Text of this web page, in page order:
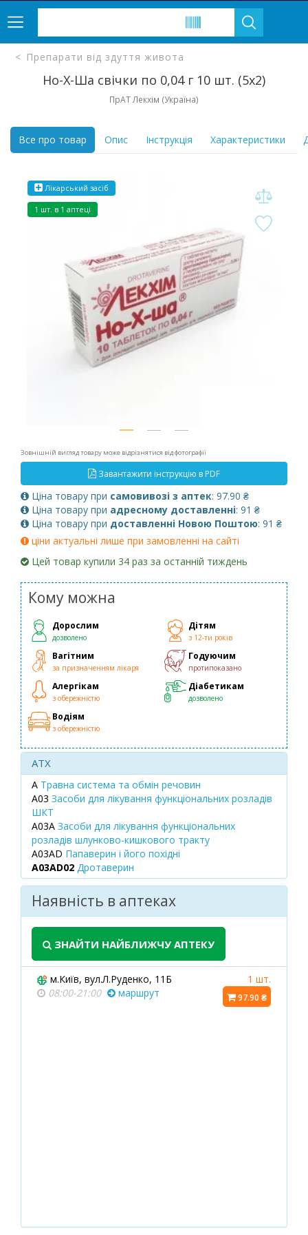
Препарати від здуття живота
Но-Х-Ша свічки по 0,04 г 10 шт. (5х2)
ПрАТ Лекхім (Україна)
Все про товар Опис Інструкція Характеристики
Лікарський засіб
1 шт. в 1 аптеці
Зовнішній вигляд товару може відрізнятися від фотографії
Завантажити інструкцію в PDF
Ціна товару при самовивозі з аптек: 97.90 ₴
Ціна товару при адресному доставленні: 91 ₴
Ціна товару при доставленні Новою Поштою: 91 ₴
ціни актуальні лише при замовленні на сайті
Цей товар купили 34 раз за останній тиждень
Кому можна
Дорослим
дозволено
Дітям
з 12-ти років
Вагітним
за призначенням лікаря
Годуючим
протипоказано
Алергікам
з обережністю
Діабетикам
дозволено
Водіям
з обережністю
ATX
A Травна система та обмін речовин
A03 Засоби для лікування функціональних розладів
ШКТ
A03A Засоби для лікування функціональних
розладів шлунково-кишкового тракту
A03AD Папаверин і його похідні
A03AD02 Дротаверин
Наявність в аптеках
ЗНАЙТИ НАЙБЛИЖЧУ АПТЕКУ
м.Київ, вул.Л.Руденко, 11Б
08:00-21:00
маршрут
1 шт.
97.90 ₴